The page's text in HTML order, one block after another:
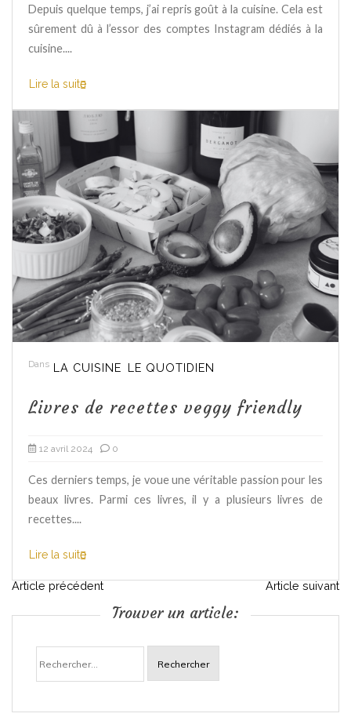
Depuis quelque temps, j’ai repris goût à la cuisine. Cela est
sûrement dû à l’essor des comptes Instagram dédiés à la
cuisine....
Lire la suite
Dans LA CUISINE LE QUOTIDIEN
Livres de recettes veggy friendly
12 avril 2024 0
Ces derniers temps, je voue une véritable passion pour les
beaux livres. Parmi ces livres, il y a plusieurs livres de
recettes....
Lire la suite
N
i
Article précédent Article suivant
Trouver un article:
Rechercher :